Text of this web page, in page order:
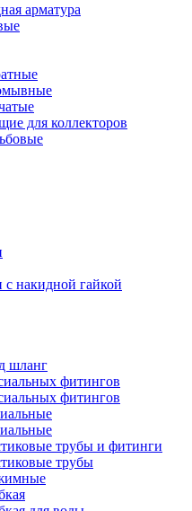
арматура
для коллекторов
накидной гайкой
шланг
фитингов
фитингов
трубы и фитинги
трубы